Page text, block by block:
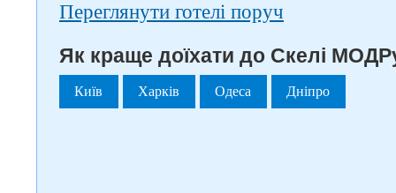
Переглянути готелі поруч
Як краще доїхати до Скелі
Київ Харків Одеса Дніпро